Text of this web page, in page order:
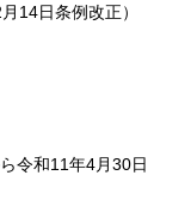
14日条例改正）
令和11年4月30日